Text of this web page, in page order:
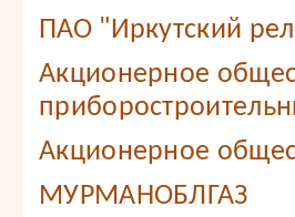
ПАО "Иркутский
Акционерное
Акционерное
МУРМАНОБЛГАЗ